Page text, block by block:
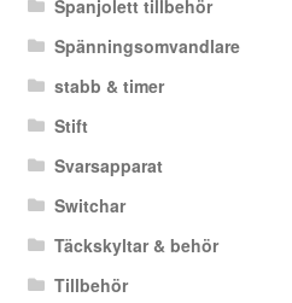
Spanjolett tillbehör
Spänningsomvandlare
stabb & timer
Stift
Svarsapparat
Switchar
Täckskyltar & behör
Tillbehör